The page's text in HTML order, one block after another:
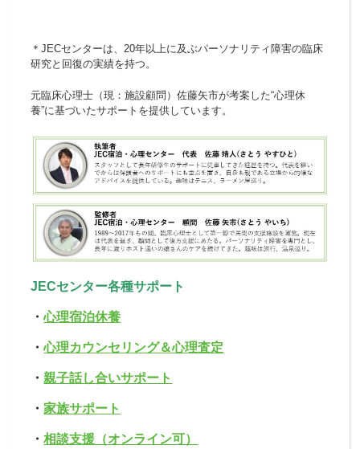
＊JECセンターは、20年以上に及ぶパーソナリティ障害の臨床
研究と回復の実績を持つ。
元臨床心理士（現：施設顧問）佐藤矢市が考案した“心理休
養”に基づいたサポートを提供しています。
JECセンター各種サポート
・心理宿泊休養
・心理カウンセリング＆心理査定
・親子話し合いサポート
・家族サポート
・相談支援（オンライン可）